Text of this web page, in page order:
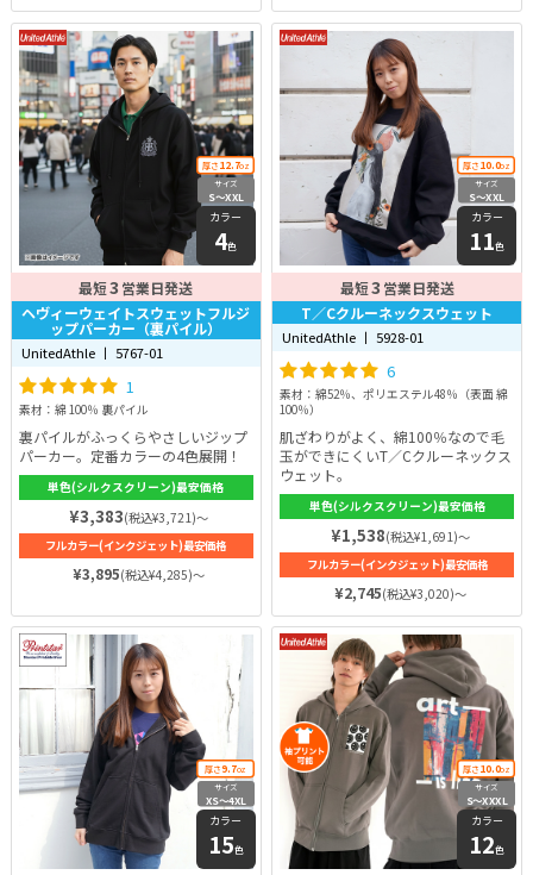
厚さ12.7oz
サイズ
S〜XXL
カラー
4色
最短3 営業日発送
ヘヴィーウェイトスウェットフルジ
ップパーカー（裏パイル）
UnitedAthle 丨 5767-01
1
素材：綿 100％ 裏パイル
裏パイルがふっくらやさしいジップ
パーカー。定番カラーの4色展開！
単色(シルクスクリーン)最安価格
¥3,383(税込¥3,721)～
フルカラー(インクジェット)最安価格
¥3,895(税込¥4,285)～
厚さ10.0oz
サイズ
S〜XXL
カラー
11色
最短3 営業日発送
T／Cクルーネックスウェット
UnitedAthle 丨 5928-01
6
素材：綿52％、ポリエステル48％（表面 綿
100％）
肌ざわりがよく、綿100％なので毛
玉ができにくいT／Cクルーネックス
ウェット。
単色(シルクスクリーン)最安価格
¥1,538(税込¥1,691)～
フルカラー(インクジェット)最安価格
¥2,745(税込¥3,020)～
厚さ9.7oz
サイズ
XS〜4XL
カラー
15色
厚さ10.0oz
サイズ
S〜XXXL
カラー
12色